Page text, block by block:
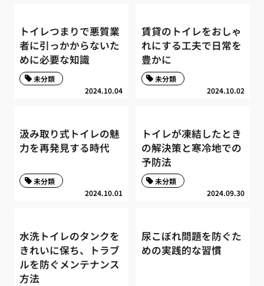
トイレつまりで悪質業
者に引っかからないた
めに必要な知識
2024.10.04
未分類
賃貸のトイレをおしゃ
れにする工夫で日常を
豊かに
2024.10.02
未分類
汲み取り式トイレの魅
力を再発見する時代
2024.10.01
未分類
トイレが凍結したとき
の解決策と寒冷地での
予防法
2024.09.30
未分類
水洗トイレのタンクを
きれいに保ち、トラブ
ルを防ぐメンテナンス
方法
尿こぼれ問題を防ぐた
めの実践的な習慣